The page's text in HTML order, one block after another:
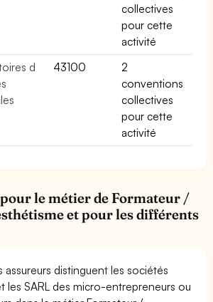
collectives
pour cette
activité
d
43100
2
conventions
collectives
pour cette
activité
pour le métier de Formateur /
et pour les différents
assureurs distinguent les sociétés
les SARL des micro-entrepreneurs ou